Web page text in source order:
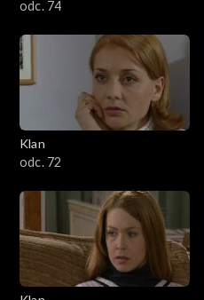
odc. 74
Klan
odc. 72